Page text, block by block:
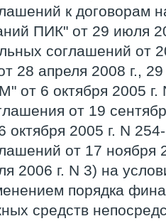
к договорам
ПИК" от 29 июля
соглашений от
28 апреля 2008 г.,
от 6 октября 2005
от 19
октября 2005 г. N
от 17 ноября
2006 г. N 3) на
порядка
средств